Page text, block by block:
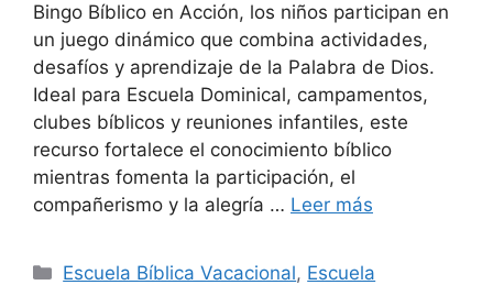
Bingo Bíblico en Acción, los niños participan en
un juego dinámico que combina actividades,
desafíos y aprendizaje de la Palabra de Dios.
Ideal para Escuela Dominical, campamentos,
clubes bíblicos y reuniones infantiles, este
recurso fortalece el conocimiento bíblico
mientras fomenta la participación, el
compañerismo y la alegría … Leer más
Escuela Bíblica Vacacional, Escuela